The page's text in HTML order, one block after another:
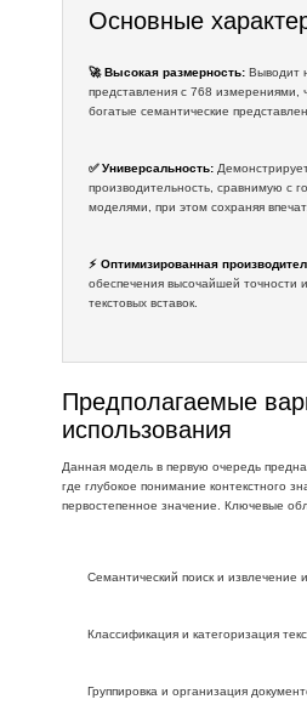
Основные
🚀 Высокая размерность: Выводит
представления с 768 измерениями,
богатые семантические
✅ Универсальность:
производительность, сравнимую с
моделями, при этом сохраняя
⚡ Оптимизированная
обеспечения высочайшей точности
текстовых вставок.
Предполагаемые
использования
Данная модель в первую очередь
где глубокое понимание контекстного
первостепенное значение. Ключевые
Семантический поиск и извлечение
Классификация и категоризация
Группировка и организация